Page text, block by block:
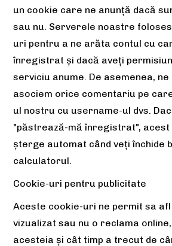
un cookie care ne anunță dacă
sau nu. Serverele noastre
uri pentru a ne arăta contul cu
înregistrat și dacă aveți
serviciu anume. De asemenea,
asociem orice comentariu pe
ul nostru cu username-ul dvs.
"păstrează-mă înregistrat", acest
șterge automat când veți închide
calculatorul.
Cookie-uri pentru publicitate
Aceste cookie-uri ne permit sa
vizualizat sau nu o reclama
acesteia și cât timp a trecut de